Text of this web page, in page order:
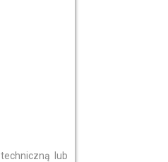
lub